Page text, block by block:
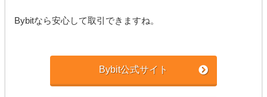
Bybitなら安心して取引できますね。
Bybit公式サイト